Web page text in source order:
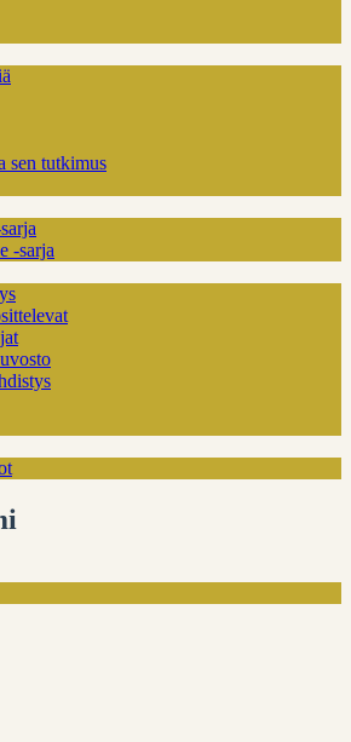
sen tutkimus
-sarja